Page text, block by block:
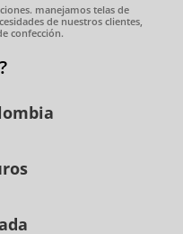
manejamos telas de
de nuestros clientes,
confección.